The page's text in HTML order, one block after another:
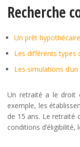
Recherche
Un prêt
Les différents types
Les simulations
Un retraité a le droit
exemple, les
de 15 ans. Le retraité
conditions